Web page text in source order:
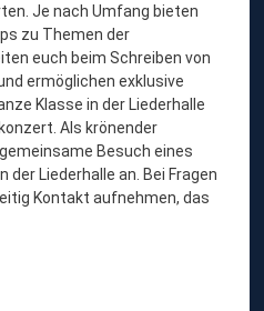
Je nach Umfang bieten
zu Themen der
euch beim Schreiben von
ermöglichen exklusive
Klasse in der Liederhalle
Als krönender
Besuch eines
Liederhalle an. Bei Fragen
Kontakt aufnehmen, das